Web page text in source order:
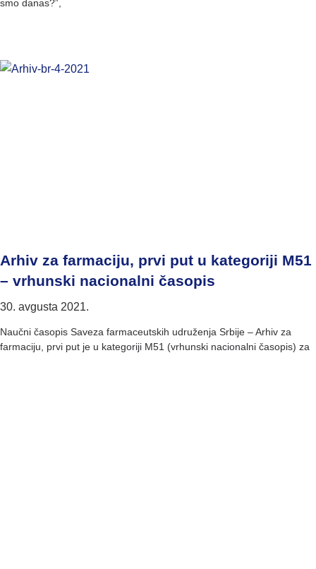
smo danas?”,
Arhiv za farmaciju, prvi put u kategoriji M51
– vrhunski nacionalni časopis
30. avgusta 2021.
Naučni časopis Saveza farmaceutskih udruženja Srbije – Arhiv za
farmaciju, prvi put je u kategoriji M51 (vrhunski nacionalni časopis) za